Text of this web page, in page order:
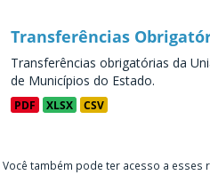
Transferências
Transferências obrigatórias da
de Municípios do Estado.
PDF XLSX CSV
Você também pode ter acesso a esses